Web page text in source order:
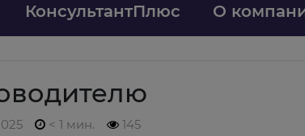
КонсультантПлюс О
< 1 мин. 145